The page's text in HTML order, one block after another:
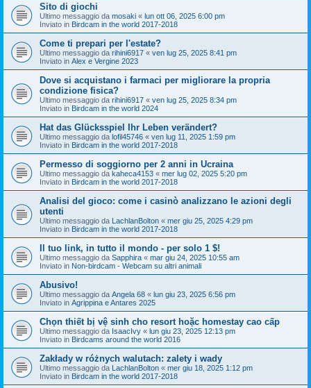
Sito di giochi
Ultimo messaggio da mosaki « lun ott 06, 2025 6:00 pm
Inviato in Birdcam in the world 2017-2018
Come ti prepari per l'estate?
Ultimo messaggio da rihini6917 « ven lug 25, 2025 8:41 pm
Inviato in Alex e Vergine 2023
Dove si acquistano i farmaci per migliorare la propria
condizione fisica?
Ultimo messaggio da rihini6917 « ven lug 25, 2025 8:34 pm
Inviato in Birdcam in the world 2024
Hat das Glücksspiel Ihr Leben verändert?
Ultimo messaggio da lofil45746 « ven lug 11, 2025 1:59 pm
Inviato in Birdcam in the world 2017-2018
Permesso di soggiorno per 2 anni in Ucraina
Ultimo messaggio da kaheca4153 « mer lug 02, 2025 5:20 pm
Inviato in Birdcam in the world 2017-2018
Analisi del gioco: come i casinò analizzano le azioni degli
utenti
Ultimo messaggio da LachlanBolton « mer giu 25, 2025 4:29 pm
Inviato in Birdcam in the world 2017-2018
Il tuo link, in tutto il mondo - per solo 1 $!
Ultimo messaggio da Sapphira « mar giu 24, 2025 10:55 am
Inviato in Non-birdcam - Webcam su altri animali
Abusivo!
Ultimo messaggio da Angela 68 « lun giu 23, 2025 6:56 pm
Inviato in Agrippina e Antares 2025
Chọn thiết bị vệ sinh cho resort hoặc homestay cao cấp
Ultimo messaggio da IsaacIvy « lun giu 23, 2025 12:13 pm
Inviato in Birdcams around the world 2016
Zakłady w różnych walutach: zalety i wady
Ultimo messaggio da LachlanBolton « mer giu 18, 2025 1:12 pm
Inviato in Birdcam in the world 2017-2018